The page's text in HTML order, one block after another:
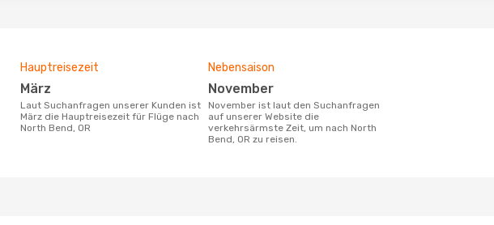
Hauptreisezeit
März
Laut Suchanfragen unserer Kunden ist
März die Hauptreisezeit für Flüge nach
North Bend, OR
Nebensaison
November
November ist laut den Suchanfragen
auf unserer Website die
verkehrsärmste Zeit, um nach North
Bend, OR zu reisen.